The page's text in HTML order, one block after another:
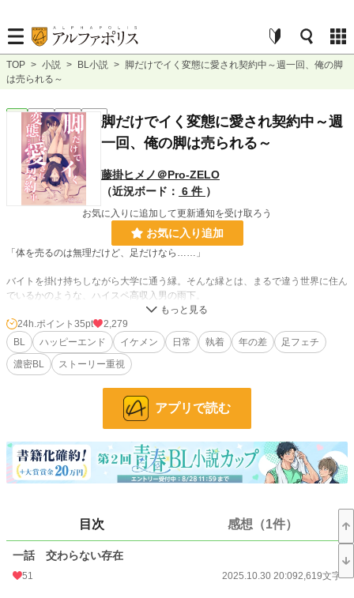
TOP > 小説 > BL小説 >
脚だけでイく変態に愛され契約中～週一回、俺の脚
は売られる～
BL 完結 長編
脚だけでイく変態に愛され契約中～週
一回、俺の脚は売られる～
藤掛ヒメノ＠Pro-ZELO
（近況ボード： 6 件 ）
お気に入りに追加して更新通知を受け取ろう
お気に入り追加
「体を売るのは無理だけど、足だけなら……」
バイトを掛け持ちしながら大学に通う縁。そんな縁とは、まるで違う世界に住ん
でいるかのような、ハイスペ高収入男の雨下。
接点などないはずの二人が、脚を見られたのをきっかけに急接近！？
靴や靴下をプレゼントされ、古い靴を高価買取！？
戸惑う縁に、雨下の要求は徐々にエスカレートしていく。
足フェチ変態ハイスペック男×極貧苦労人お人好し男子の、ちょっと危ないマニ
4,812 位 / 31,391 件
お気に入り 95
24h.ポイント
24h.ポイント 35pt
2,279
BL
ハッピーエンド イケメン 日常 執着 年の差
足フェチ
濃密BL
ストーリー重視
アプリで読む
目次 感想（1件）
一話 交わらない存在
51 2025.10.30 20:092,619文字